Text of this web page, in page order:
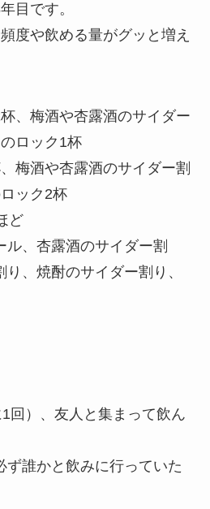
目です。
度や飲める量がグッと増え
、梅酒や杏露酒のサイダー
ロック1杯
梅酒や杏露酒のサイダー割
ック2杯
ど
ル、杏露酒のサイダー割
、焼酎のサイダー割り、
回）、友人と集まって飲ん
ず誰かと飲みに行っていた